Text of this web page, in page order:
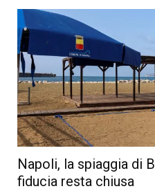
Napoli, la spiaggia di
fiducia resta chiusa